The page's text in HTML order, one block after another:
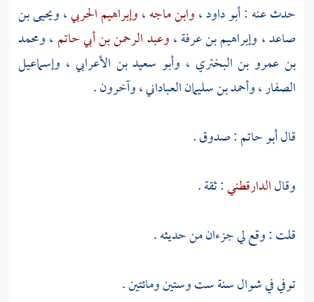
حدث عنه :أبو داود،وابن ماجه،وإبراهيم الحربي،ويحيى بن
صاعد، وإبراهيم بن عرفة،وعبد الرحمن بن أبي حاتم ،ومحمد
بن عمرو بن البختري ، وأبو سعيد بن الأعرابي ، وإسماعيل
الصفار،وأحمد بن سليمان العباداني، وآخرون .
قالأبو حاتم: صدوق .
وقالالدارقطني: ثقة .
قلت : وقع لي جزءان من حديثه .
توفي في شوال سنة ست وستين ومائتين .